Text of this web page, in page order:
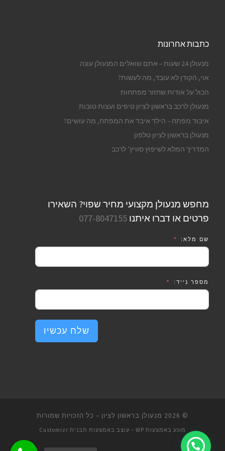
כתבות אחרונות
מנעולן 24 שעות – אתם שואלים המנעולן עונה
אוי, הקודן לא עובד, מה לעשות?
הכול על אודות שחזור מפתחות
מנעולן לרכב בראשון לציון טיפים ועצות טובות
איבוד מפתח – הילד איבד את המפתח, מה עושים?
מנעולן בראשון לציון טלפון
המדריך המלא לשיפוץ סוויץ’ לרכב
מחפש מנעולן מקצועי מחיר שפוי? השאירו
פרטים או דברו איתנו 077-8047155
שם מלא:
מספר נייד:
שלח עכשיו
© 2026 מנעולן בראשון לציון – כל הזכויות שמורות
מונע באמצעות WP – עוצב באמצעות תבנית Customizr